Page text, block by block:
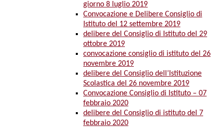
giorno 8 luglio 2019
Convocazione e Delibere Consiglio di
Istituto del 12 settembre 2019
delibere del Consiglio di Istituto del 29
ottobre 2019
convocazione consiglio di istituto del 26
novembre 2019
delibere del Consiglio dell’Istituzione
Scolastica del 26 novembre 2019
Convocazione Consiglio di Istituto – 07
febbraio 2020
delibere del Consiglio di istituto del 7
febbraio 2020